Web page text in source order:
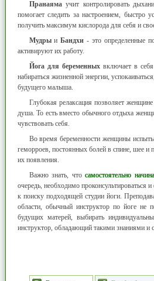
Пранаямаучит контролировать
помогает следить за настроением, быстро
получить максимум кислорода для себя и
МудрыиБандхи - это определенные
активируют их работу.
Йога для беременныхвключает в себя
набираться жизненной энергии,
будущего малыша.
Глубокая релаксация позволяет
душа. То есть вместо обычного отдыха
чувствовать себя.
Во время беременности женщины
геморроев, постоянных болей в спине, шее и
их появления.
Важно знать, чтосамостоятельно
очередь, необходимо проконсультироваться
к поиску подходящей студии йоги.
области, обычный инструктор по йоге не
будущих матерей, выбирать
инструктор, обладающий такими знаниями и